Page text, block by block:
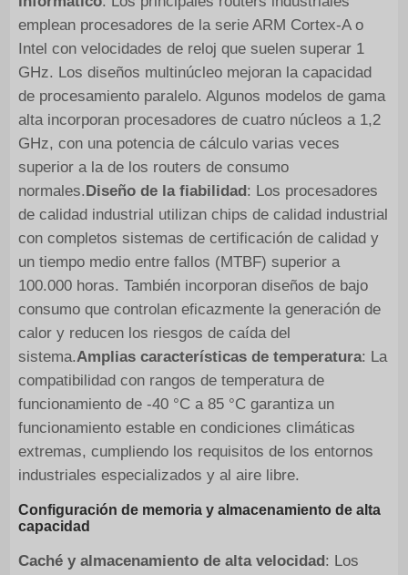
emplean procesadores de la serie ARM Cortex-A o
Intel con velocidades de reloj que suelen superar 1
GHz. Los diseños multinúcleo mejoran la capacidad
de procesamiento paralelo. Algunos modelos de gama
alta incorporan procesadores de cuatro núcleos a 1,2
GHz, con una potencia de cálculo varias veces
superior a la de los routers de consumo
normales. Diseño de la fiabilidad : Los procesadores
de calidad industrial utilizan chips de calidad industrial
con completos sistemas de certificación de calidad y
un tiempo medio entre fallos (MTBF) superior a
100.000 horas. También incorporan diseños de bajo
consumo que controlan eficazmente la generación de
calor y reducen los riesgos de caída del
sistema.Amplias características de temperatura: La
compatibilidad con rangos de temperatura de
funcionamiento de -40 °C a 85 °C garantiza un
funcionamiento estable en condiciones climáticas
extremas, cumpliendo los requisitos de los entornos
industriales especializados y al aire libre.
Configuración de memoria y almacenamiento de alta
capacidad
Caché y almacenamiento de alta velocidad : Los